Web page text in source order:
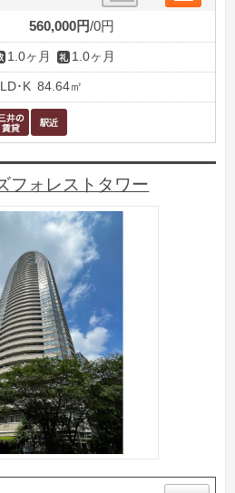
560,000円 0円
1.0ヶ月 1.0ヶ月
･K 84.64㎡
フォレストタワー